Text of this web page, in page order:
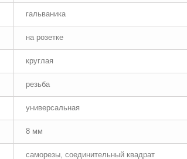
гальваника
на розетке
круглая
резьба
универсальная
8 мм
саморезы, соединительный квадрат